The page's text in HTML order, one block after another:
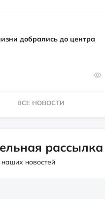
добрались до центра
ВСЕ НОВОСТИ
рассылка
новостей